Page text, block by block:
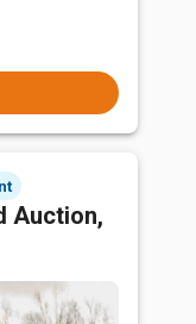
Auction,